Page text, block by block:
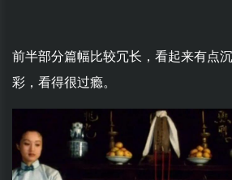
前半部分篇幅比较冗长，看起来有点
彩，看得很过瘾。